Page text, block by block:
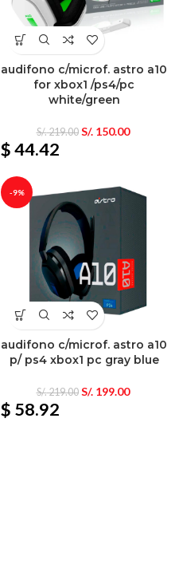
audifono c/microf. astro a10
for xbox1 /ps4/pc
white/green
S/.219.00 S/.150.00
$ 44.42
-9%
audifono c/microf. astro a10
p/ ps4 xbox1 pc gray blue
S/.219.00 S/.199.00
$ 58.92